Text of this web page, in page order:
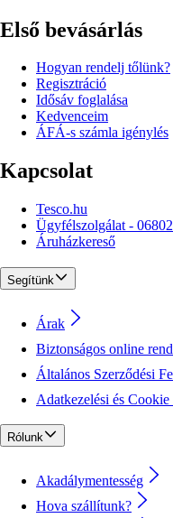
Első bevásárlás
Hogyan rendelj tőlünk?
Regisztráció
Idősáv foglalása
Kedvenceim
ÁFÁ-s számla igénylés
Kapcsolat
Tesco.hu
Ügyfélszolgálat -
Áruházkereső
Segítünk
Árak
Biztonságos online
Általános Szerződési
Adatkezelési és Cookie
Rólunk
Akadálymentesség
Hova szállítunk?